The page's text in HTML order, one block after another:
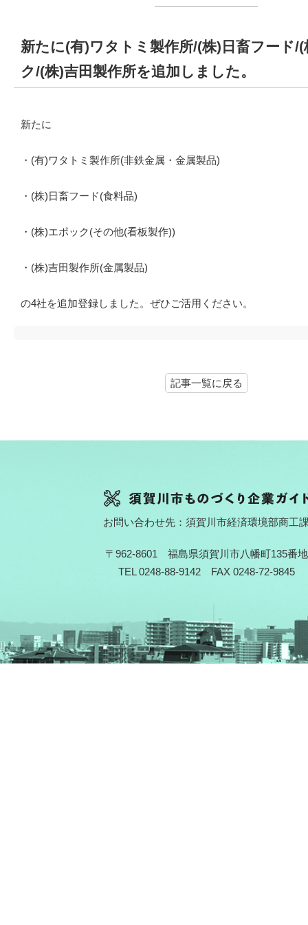
新たに(有)ワタトミ製作所/(株)日畜フード/
ク/(株)吉田製作所を追加しました。
新たに
・(有)ワタトミ製作所(非鉄金属・金属製品)
・(株)日畜フード(食料品)
・(株)エポック(その他(看板製作))
・(株)吉田製作所(金属製品)
の4社を追加登録しました。ぜひご活用ください。
記事一覧に戻る
お問い合わせ先：須賀川市経済環境部商工
〒962-8601 福島県須賀川市八幡町135番地
TEL 0248-88-9142 FAX 0248-72-9845